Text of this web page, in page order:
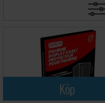
Köp